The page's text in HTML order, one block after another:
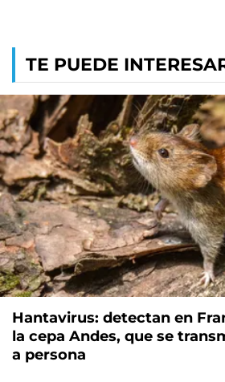
TE PUEDE
Hantavirus: detectan en
la cepa Andes, que se
a persona